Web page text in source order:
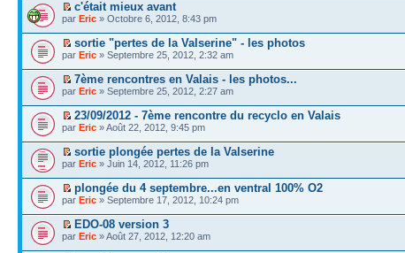
c'était mieux avant
par Eric » Octobre 6, 2012, 8:43 pm
sortie "pertes de la Valserine" - les photos
par Eric » Septembre 25, 2012, 2:32 am
7ème rencontres en Valais - les photos...
par Eric » Septembre 25, 2012, 2:27 am
23/09/2012 - 7ème rencontre du recyclo en Valais
par Eric » Août 22, 2012, 9:45 pm
sortie plongée pertes de la Valserine
par Eric » Juin 14, 2012, 11:26 pm
plongée du 4 septembre...en ventral 100% O2
par Eric » Septembre 17, 2012, 10:24 pm
EDO-08 version 3
par Eric » Août 27, 2012, 12:20 am